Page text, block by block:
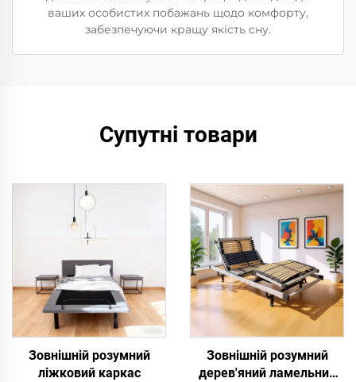
ваших особистих побажань щодо комфорту,
забезпечуючи кращу якість сну.
Супутні товари
Зовнішній розумний
ліжковий каркас
Зовнішній розумний
дерев'яний ламельний